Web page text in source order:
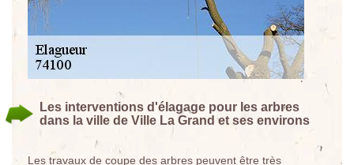
Les interventions d'élagage pour les arbres
dans la ville de Ville La Grand et ses environs
Les travaux de coupe des arbres peuvent être très